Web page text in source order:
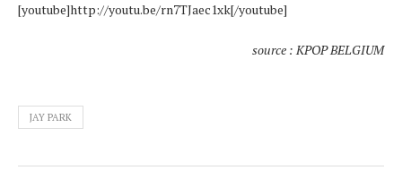
[youtube]http://youtu.be/rn7TJaec1xk[/youtube]
source : KPOP BELGIUM
JAY PARK